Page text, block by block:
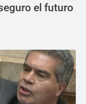
el futuro